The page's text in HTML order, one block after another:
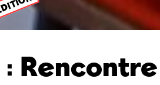
Rencontre